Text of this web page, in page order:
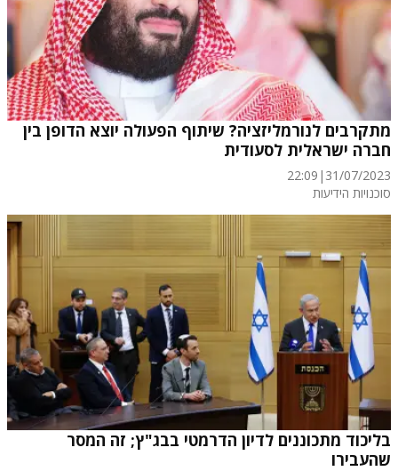
מתקרבים לנורמליזציה? שיתוף הפעולה יוצא הדופן בין
חברה ישראלית לסעודית
31/07/2023
|
22:09
סוכנויות הידיעות
בליכוד מתכוננים לדיון הדרמטי בבג"ץ; זה המסר
שהעבירו